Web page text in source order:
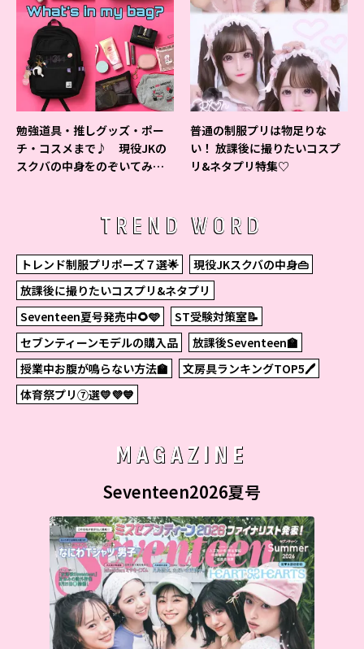
勉強道具・推しグッズ・ポー
チ・コスメまで♪ 現役JKの
スクバの中身をのぞいてみ
普通の制服プリは物足りな
い！ 放課後に撮りたいコスプ
リ&ネタプリ特集♡
TREND WORD
トレンド制服プリポーズ７選🌟
現役JKスクバの中身👜
放課後に撮りたいコスプリ&ネタプリ
Seventeen夏号発売中🌻🩵
ST受験対策室📝
セブンティーンモデルの購入品
放課後Seventeen🏫
授業中お腹が鳴らない方法🏫
文房具ランキングTOP5🖊
体育祭プリ⑦選💛💜💙
MAGAZINE
Seventeen2026夏号